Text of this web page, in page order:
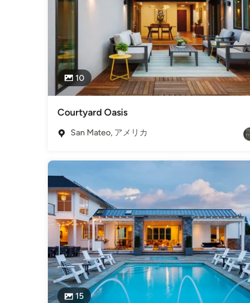
10
Courtyard Oasis
San Mateo, アメリカ
15